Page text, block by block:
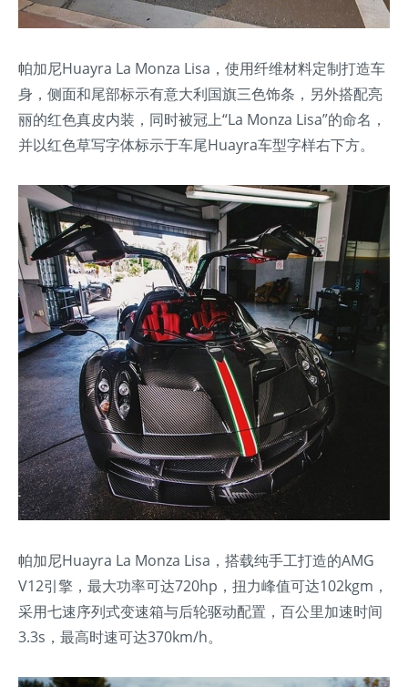
帕加尼Huayra La Monza Lisa，使用纤维材料定制打造车
身，侧面和尾部标示有意大利国旗三色饰条，另外搭配亮
丽的红色真皮内装，同时被冠上“La Monza Lisa”的命名，
并以红色草写字体标示于车尾Huayra车型字样右下方。
帕加尼Huayra La Monza Lisa，搭载纯手工打造的AMG
V12引擎，最大功率可达720hp，扭力峰值可达102kgm，
采用七速序列式变速箱与后轮驱动配置，百公里加速时间
3.3s，最高时速可达370km/h。